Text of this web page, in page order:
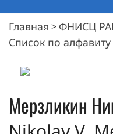
Главная > ФНИСЦ
Список по алфавиту
Мерзликин